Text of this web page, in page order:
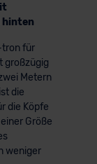
hinten
tron für
großzügig
Metern
die
die Köpfe
Größe
weniger